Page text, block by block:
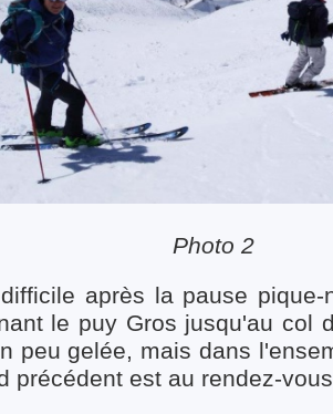
Photo 2
après la pause
le puy Gros jusqu'au col
peu gelée, mais dans
précédent est au rendez-